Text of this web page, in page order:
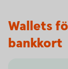
Wallets
bankkort